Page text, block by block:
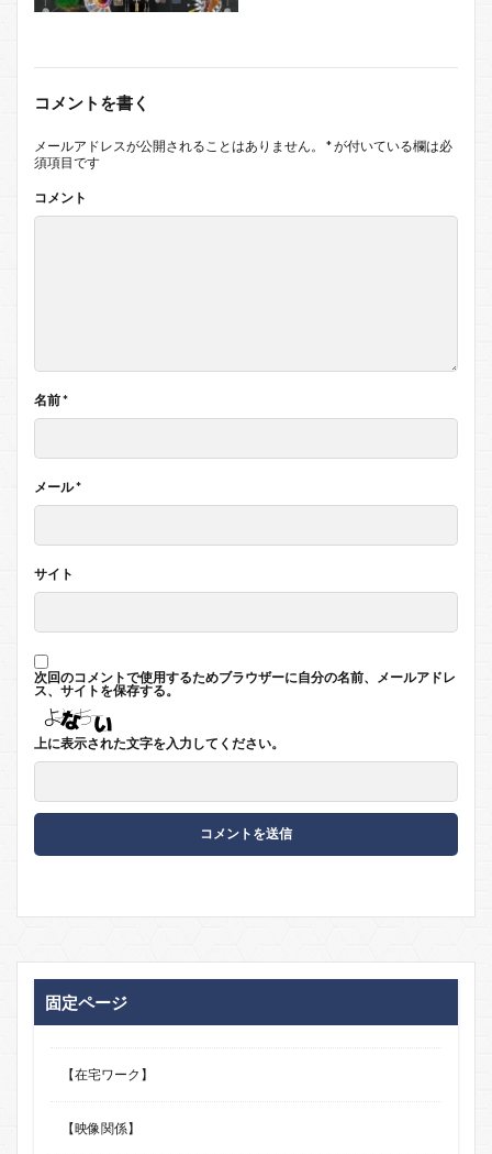
コメントを書く
メールアドレスが公開されることはありません。 *が付いている欄は必
須項目です
コメント
名前*
メール*
サイト
次回のコメントで使用するためブラウザーに自分の名前、メールアドレ
ス、サイトを保存する。
上に表示された文字を入力してください。
固定ページ
【在宅ワーク】
【映像関係】